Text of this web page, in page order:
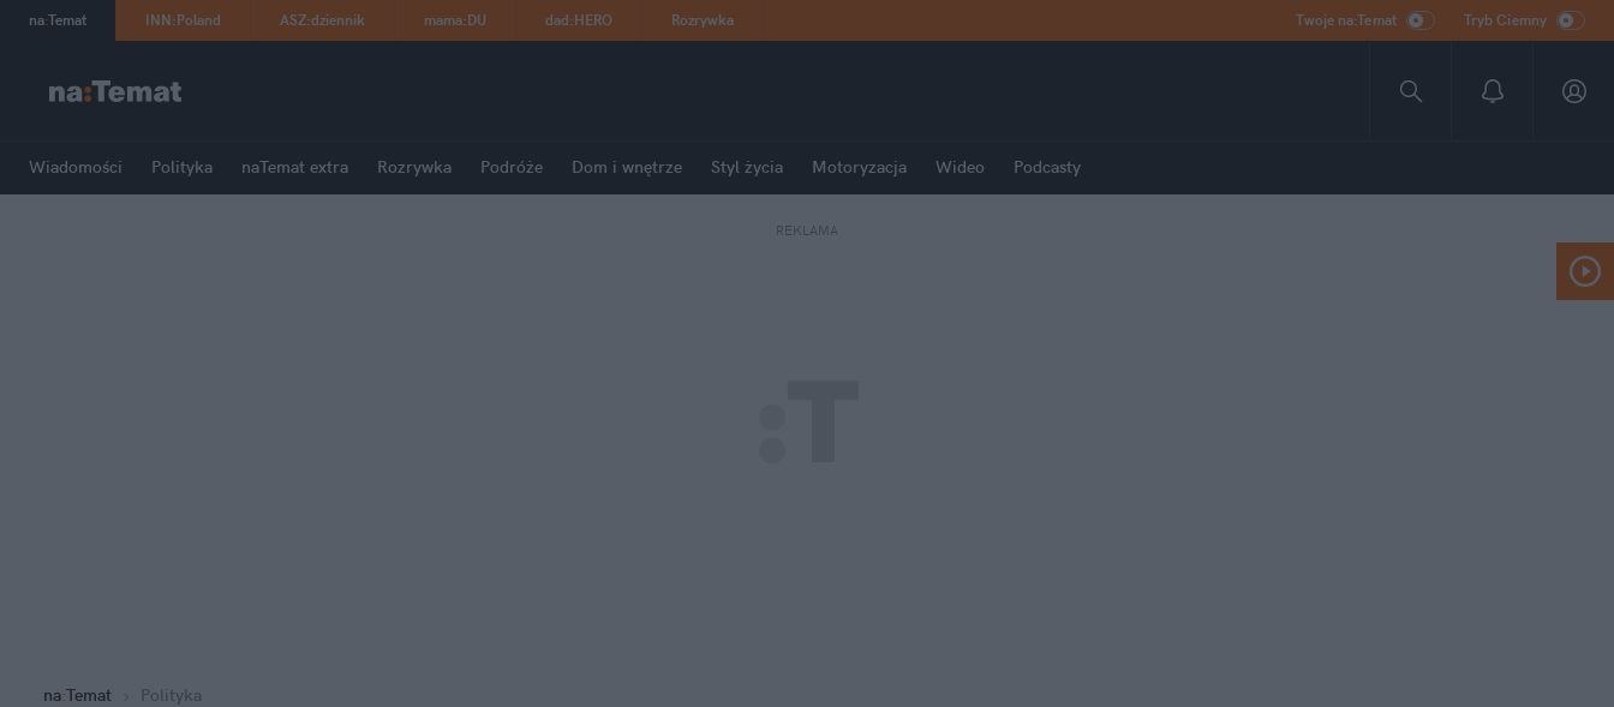
na:Temat INN:Poland ASZ:dziennik mama:DU dad:HERO Rozrywka Twoje na:Temat Tryb Ciemny
Wiadomości Polityka naTemat extra Rozrywka Podróże Dom i wnętrze Styl życia Motoryzacja Wideo Podcasty
REKLAMA
na:Temat Polityka